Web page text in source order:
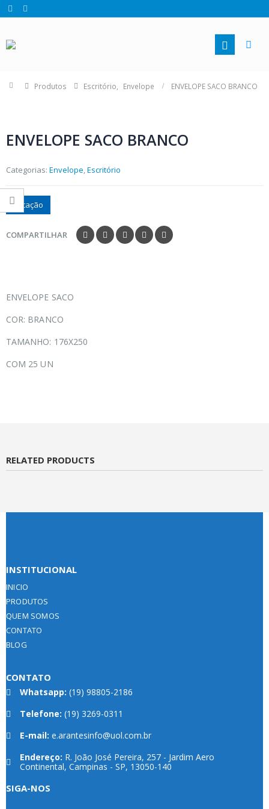
Produtos Escritório Envelope ENVELOPE SACO BRANCO
ENVELOPE SACO BRANCO
Categorias: Envelope,Escritório
Cotação
COMPARTILHAR
ENVELOPE SACO
COR: BRANCO
TAMANHO: 176X250
COM 25 UN
RELATED PRODUCTS
INSTITUCIONAL
INICIO
PRODUTOS
QUEM SOMOS
CONTATO
BLOG
CONTATO
Whatsapp: (19) 98805-2186
Telefone: (19) 3269-0311
E-mail: e.arantesinfo@uol.com.br
Endereço: R. João José Pereira, 257 - Jardim Aero
Continental, Campinas - SP, 13050-140
SIGA-NOS